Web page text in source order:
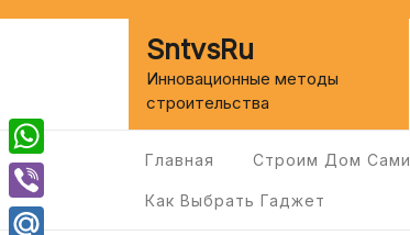
SntvsRu
Инновационные методы
строительства
Главная Строим Дом Сами
Как Выбрать Гаджет
WhatsApp
Viber